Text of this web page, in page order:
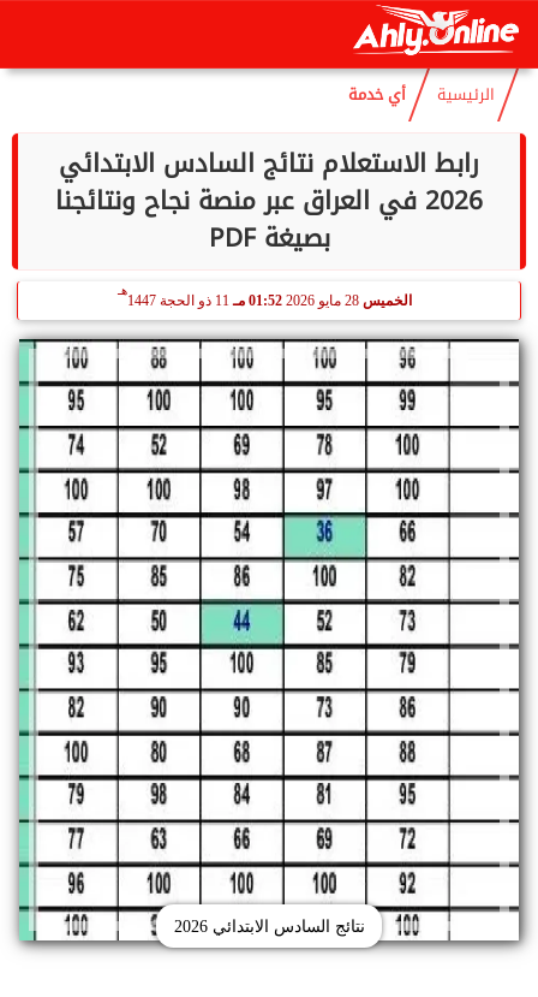
الإثنين
الرئيسية أي خدمة
رابط الاستعلام نتائج السادس الابتدائي
2026 في العراق عبر منصة نجاح ونتائجنا
بصيغة PDF
الخميس 28 مايو 2026 01:52 مـ 11 ذو الحجة 1447
هـ
نتائج السادس الابتدائي 2026